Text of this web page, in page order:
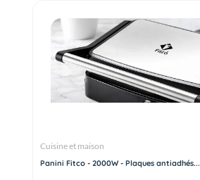
Cuisine et maison
Panini Fitco - 2000W - Plaques antiadhés...